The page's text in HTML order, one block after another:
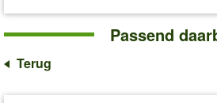
Passend
Terug